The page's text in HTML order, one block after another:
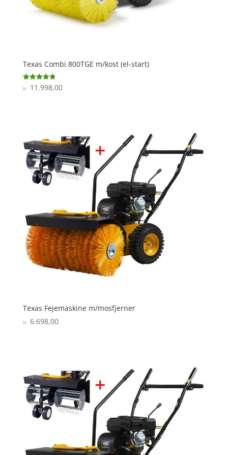
Texas Combi 800TGE m/kost (el-start)
Vurderet
4.9
kr. 11.998,00
Texas Fejemaskine m/mosfjerner
kr.6.698,00